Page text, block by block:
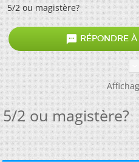
5/2 ou magistère?
 RÉPONDRE
5/2 ou magistère?